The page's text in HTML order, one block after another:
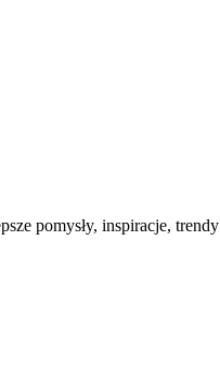
pomysły, inspiracje, trendy